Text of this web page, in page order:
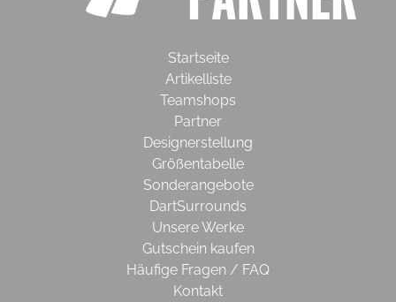
Startseite
Artikelliste
Teamshops
Partner
Designerstellung
Größentabelle
Sonderangebote
DartSurrounds
Unsere Werke
Gutschein kaufen
Häufige Fragen / FAQ
Kontakt